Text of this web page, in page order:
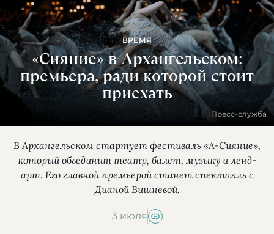
ВРЕМЯ
«Сияние» в Архангельском:
премьера, ради которой стоит
приехать
Пресс-служба
В Архангельском стартует фестиваль «А-Сияние»,
который объединит театр, балет, музыку и ленд-
арт. Его главной премьерой станет спектакль с
Дианой Вишневой.
3 июля